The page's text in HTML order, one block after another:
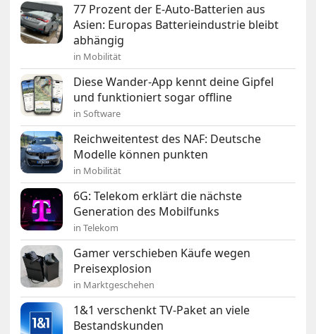
77 Prozent der E-Auto-Batterien aus
Asien: Europas Batterieindustrie bleibt
abhängig
in Mobilität
Diese Wander-App kennt deine Gipfel
und funktioniert sogar offline
in Software
Reichweitentest des NAF: Deutsche
Modelle können punkten
in Mobilität
6G: Telekom erklärt die nächste
Generation des Mobilfunks
in Telekom
Gamer verschieben Käufe wegen
Preisexplosion
in Marktgeschehen
1&1 verschenkt TV-Paket an viele
Bestandskunden